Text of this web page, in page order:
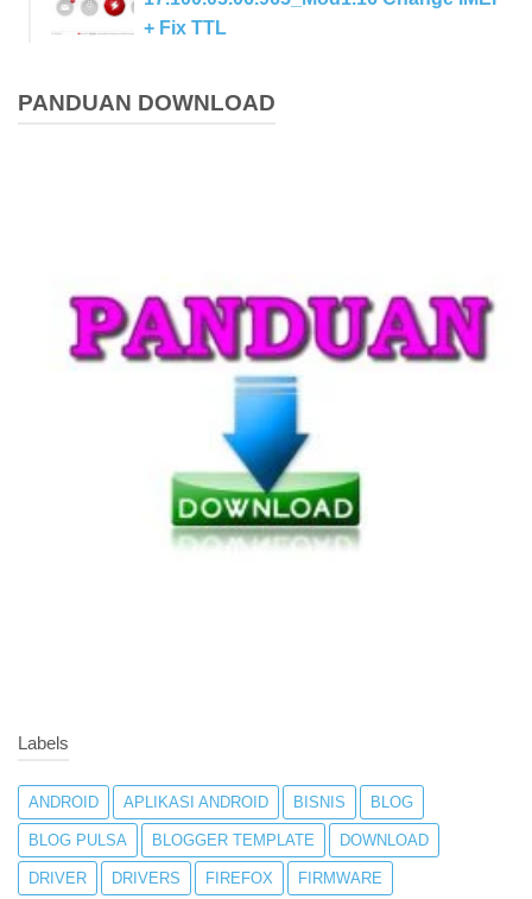
+ Fix TTL
PANDUAN DOWNLOAD
Labels
ANDROID APLIKASI ANDROID BISNIS BLOG
BLOG PULSA BLOGGER TEMPLATE DOWNLOAD
DRIVER DRIVERS FIREFOX FIRMWARE